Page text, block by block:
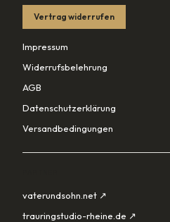
Vertrag widerrufen
Impressum
Widerrufsbelehrung
AGB
Datenschutzerklärung
Versandbedingungen
vaterundsohn.net ↗
trauringstudio-rheine.de ↗